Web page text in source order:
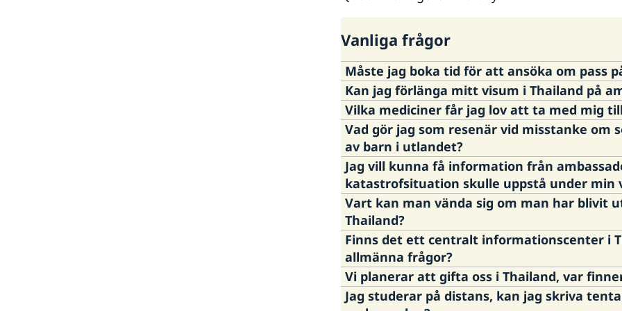
Vanliga frågor
Måste jag boka tid för att ansöka om pass
Ja, från och med den 1 maj 2019 är det
Boka tid på ambassaden i Bangkok här
Mer information och ansökningsblanketter
https://www.swedenabroad.se/sv/om-
medborgare/thailand/hjälp-till-svenskar-
Kan jag förlänga mitt visum i Thailand på
Nej, svenska ambassaden ansvarar inte för
eventuella visumkrav.
Du bör vända dig till
https://www.immigration.go.th/
alternativt
Vilka mediciner får jag lov att ta med mig
För generell information om vad som gäller
huruvida tillstånd krävs för att föra in/ut din
permitfortraveler.fda.moph.go.th/
Vad gör jag som resenär vid misstanke om
av barn i utlandet?
Här kan du läsa om sju sätt att skydda utsatta
Bli en barnsäker resenär!
Jag vill kunna få information från
katastrofsituation skulle uppstå under min
För att möjliggöra att bli kontaktad av
händelse av en krissituation ska du anmäla
http://www.swedenabroad.com/sv-SE/
medborgare/Anmalan-till-ambassaden/Anmal-
Vart kan man vända sig om man har blivit
Thailand?
Ambassaden rekommenderar att du vänder dig
TAT, Tourist information Centre
1600 New Petchburi Road, Makkasan,
Finns det ett centralt informationscenter i
allmänna frågor?
Ja, det går bra att ställa frågor dygnet runt till
1111. Vid svar, tryck 9 för att få information på
Vi planerar att gifta oss i Thailand, var
För information om vad som krävs för vigsel
Jag studerar på distans, kan jag skriva